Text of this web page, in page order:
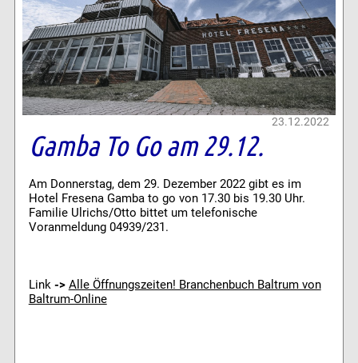
23.12.2022
Gamba To Go am 29.12.
Am Donnerstag, dem 29. Dezember 2022 gibt es im
Hotel Fresena Gamba to go von 17.30 bis 19.30 Uhr.
Familie Ulrichs/Otto bittet um telefonische
Voranmeldung 04939/231.
Link -> Alle Öffnungszeiten! Branchenbuch Baltrum von
Baltrum-Online